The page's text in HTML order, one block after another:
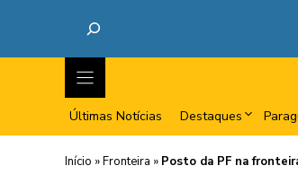
Últimas Notícias Destaques
Início »Fronteira » Posto da PF na